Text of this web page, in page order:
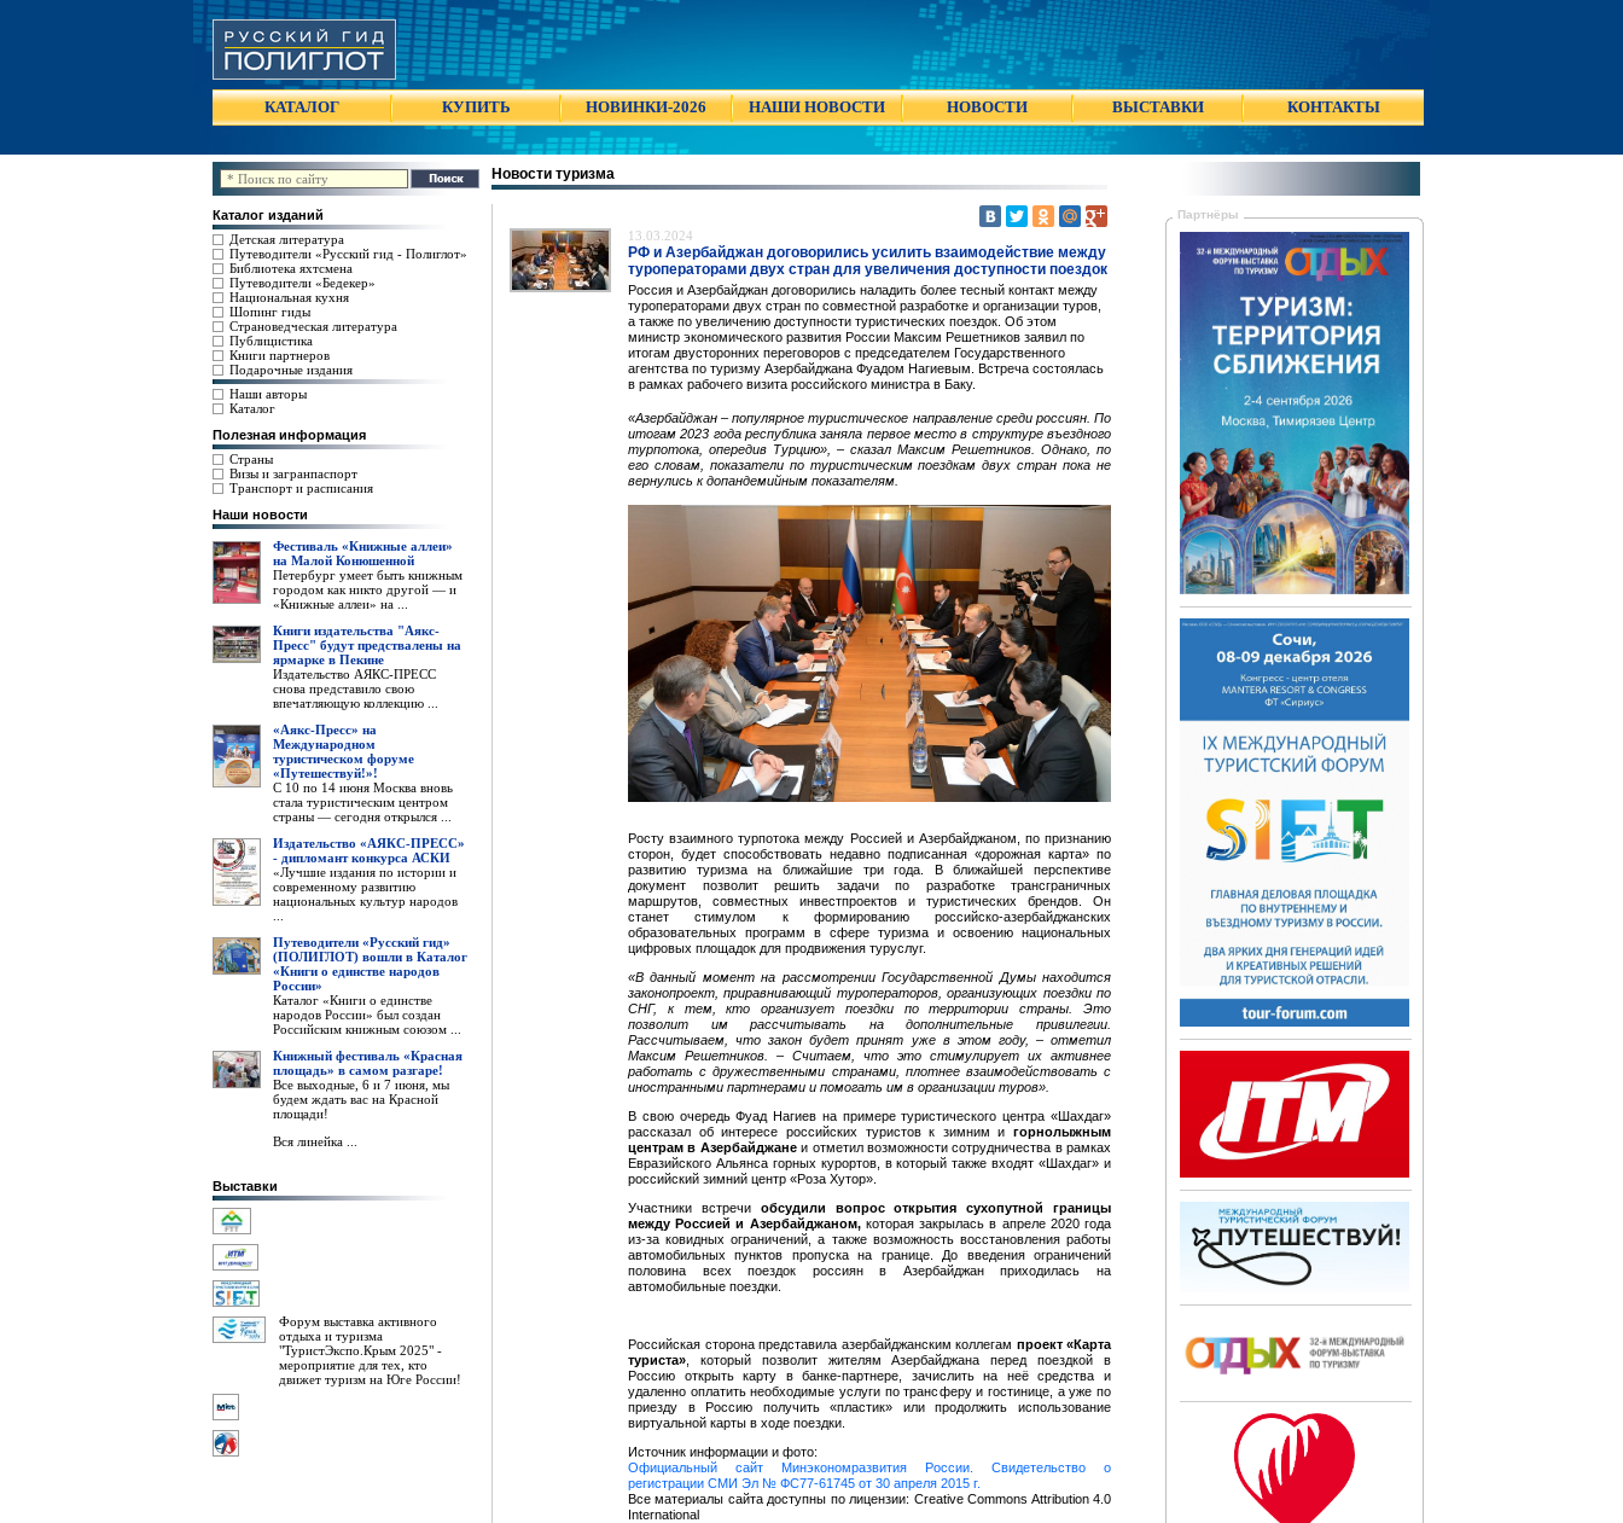
КАТАЛОГ КУПИТЬ НОВИНКИ-2026 НАШИ НОВОСТИ НОВОСТИ ВЫСТАВКИ КОНТАКТЫ
Каталог изданий
Детская литература
Путеводители «Русский гид - Полиглот»
Библиотека яхтсмена
Путеводители «Бедекер»
Национальная кухня
Шопинг гиды
Страноведческая литература
Публицистика
Книги партнеров
Подарочные издания
Наши авторы
Каталог
Полезная информация
Страны
Визы и загранпаспорт
Транспорт и расписания
Наши новости
Фестиваль «Книжные аллеи»
на Малой Конюшенной
Петербург умеет быть книжным
городом как никто другой — и
«Книжные аллеи» на ...
Книги издательства "Аякс-
Пресс" будут предствалены на
ярмарке в Пекине
Издательство АЯКС-ПРЕСС
снова представило свою
впечатляющую коллекцию ...
«Аякс-Пресс» на
Международном
туристическом форуме
«Путешествуй!»!
С 10 по 14 июня Москва вновь
стала туристическим центром
страны — сегодня открылся ...
Издательство «АЯКС-ПРЕСС»
- дипломант конкурса АСКИ
«Лучшие издания по истории и
современному развитию
национальных культур народов
Путеводители «Русский гид»
(ПОЛИГЛОТ) вошли в Каталог
«Книги о единстве народов
России»
Каталог «Книги о единстве
народов России» был создан
Российским книжным союзом ...
Книжный фестиваль «Красная
площадь» в самом разгаре!
Все выходные, 6 и 7 июня, мы
будем ждать вас на Красной
площади!
Вся линейка ...
Выставки
Форум выставка активного
отдыха и туризма
"ТуристЭкспо.Крым 2025" -
мероприятие для тех, кто
движет туризм на Юге России!
Новости туризма
13.03.2024
РФ и Азербайджан договорились усилить взаимодействие между
туроператорами двух стран для увеличения доступности поездок
Россия и Азербайджан договорились наладить более тесный контакт между
туроператорами двух стран по совместной разработке и организации туров,
а также по увеличению доступности туристических поездок. Об этом
министр экономического развития России Максим Решетников заявил по
итогам двусторонних переговоров с председателем Государственного
агентства по туризму Азербайджана Фуадом Нагиевым. Встреча состоялась
в рамках рабочего визита российского министра в Баку.
«Азербайджан – популярное туристическое направление среди россиян. По
итогам 2023 года республика заняла первое место в структуре въездного
турпотока, опередив Турцию», – сказал Максим Решетников. Однако, по
его словам, показатели по туристическим поездкам двух стран пока не
вернулись к допандемийным показателям.
Росту взаимного турпотока между Россией и Азербайджаном, по признанию
сторон, будет способствовать недавно подписанная «дорожная карта» по
развитию туризма на ближайшие три года. В ближайшей перспективе
документ позволит решить задачи по разработке трансграничных
маршрутов, совместных инвестпроектов и туристических брендов. Он
станет стимулом к формированию российско-азербайджанских
образовательных программ в сфере туризма и освоению национальных
цифровых площадок для продвижения туруслуг.
«В данный момент на рассмотрении Государственной Думы находится
законопроект, приравнивающий туроператоров, организующих поездки по
СНГ, к тем, кто организует поездки по территории страны. Это
позволит им рассчитывать на дополнительные привилегии.
Рассчитываем, что закон будет принят уже в этом году, – отметил
Максим Решетников. – Считаем, что это стимулирует их активнее
работать с дружественными странами, плотнее взаимодействовать с
иностранными партнерами и помогать им в организации туров».
В свою очередь Фуад Нагиев на примере туристического центра «Шахдаг»
рассказал об интересе российских туристов к зимним и горнолыжным
центрам в Азербайджанеи отметил возможности сотрудничества в рамках
Евразийского Альянса горных курортов, в который также входят «Шахдаг» и
российский зимний центр «Роза Хутор».
Участники встречи обсудили вопрос
открытия сухопутной границы
между Россией и Азербайджаном, которая закрылась в апреле 2020 года
из-за ковидных ограничений, а также возможность восстановления работы
автомобильных пунктов пропуска на границе. До введения ограничений
половина всех поездок россиян в Азербайджан приходилась на
автомобильные поездки.
Российская сторона представила азербайджанским коллегам проект «Карта
туриста» , который позволит жителям Азербайджана перед поездкой в
Россию открыть карту в банке-партнере, зачислить на неё средства и
удаленно оплатить необходимые услуги по трансферу и гостинице, а уже по
приезду в Россию получить «пластик» или продолжить использование
виртуальной карты в ходе поездки.
Источник информации и фото:
Официальный сайт Минэкономразвития России. Свидетельство о
регистрации СМИ Эл № ФС77-61745 от 30 апреля 2015 г.
Все материалы сайта доступны по лицензии: Creative Commons Attribution 4.0
International
Партнёры